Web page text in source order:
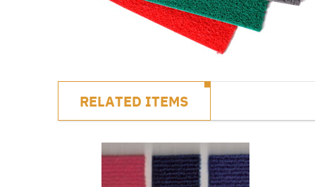
RELATED ITEMS